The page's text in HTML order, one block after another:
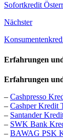
Sofortkredit
Nächster
Erfahrungen
Erfahrungen
– Cashpresso
– Cashper Kredit
– Santander
– SWK Bank
– BAWAG PSK